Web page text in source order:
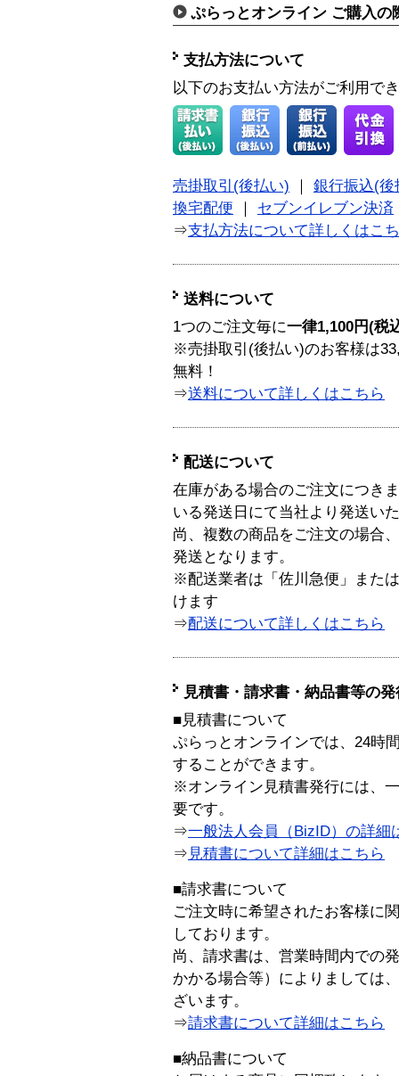
ぷらっとオンライン ご購入の
支払方法について
以下のお支払い方法がご利用で
売掛取引(後払い)
銀行振込(後
換宅配便
セブンイレブン決済
⇒支払方法について詳しくはこ
送料について
1つのご注文毎に一律1,100円(税
※売掛取引(後払い)のお客様は
無料！
⇒送料について詳しくはこちら
配送について
在庫がある場合のご注文につき
いる発送日にて当社より発送い
尚、複数の商品をご注文の場合
発送となります。
※配送業者は「佐川急便」また
けます
⇒配送について詳しくはこちら
見積書・請求書・納品書等の
■見積書について
ぷらっとオンラインでは、24時
することができます。
※オンライン見積書発行には、
要です。
⇒一般法人会員（BizID）の詳細
⇒ 見積書について詳細はこちら
■請求書について
ご注文時に希望されたお客様に
しております。
尚、請求書は、営業時間内での
かかる場合等）によりましては
ざいます。
⇒請求書について詳細はこちら
■納品書について